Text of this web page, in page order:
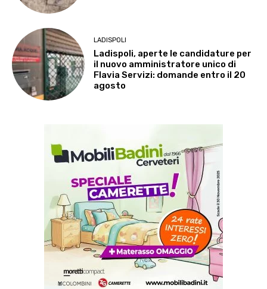
LADISPOLI
Ladispoli, aperte le candidature per
il nuovo amministratore unico di
Flavia Servizi: domande entro il 20
agosto